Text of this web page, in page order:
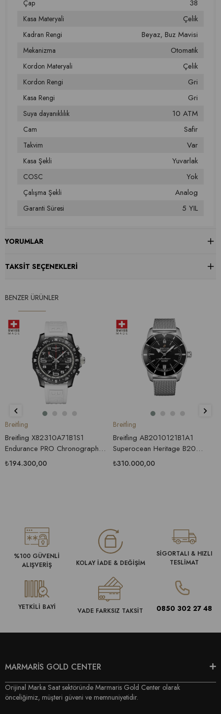
Çap 38
Kasa Materyali Çelik
Kadran Rengi Beyaz Buz Mavisi
Mekanizma Otomatik
Kordon Materyali Çelik
Kordon Rengi Gri
Kasa Rengi Gri
Suya dayanıklılık 10 ATM
Cam Safir
Takvim Var
Kasa Şekli Yuvarlak
COSC Yok
Çalışma Şekli Analog
Garanti Süresi 5 YIL
YORUMLAR
TAKSIT SEÇENEKLERI
BENZER ÜRÜNLER
Breitling
Breitling X82310A71B1S1
Endurance PRO Chronograph
Erkek Saati
₺194.300,00
Breitling
Breitling AB2010121B1A1
Superocean Heritage B20
Automatic 42 Erkek Kol Saati
₺310.000,00
%100 GÜVENLİ
ALIŞVERİŞ
KOLAY İADE & DEĞİŞİM
SİGORTALI & HIZLI
TESLİMAT
YETKİLİ BAYİ VADE FARKSIZ TAKSİT 0850 302 27 48
MARMARİS GOLD CENTER
Orijinal Marka Saat sektöründe Marmaris Gold Center olarak
önceliğimiz, müşteri güveni ve memnuniyetidir.